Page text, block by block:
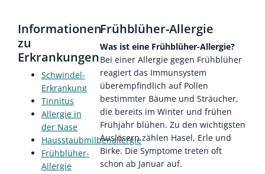
Informationen
zu
Erkrankungen
Schwindel-
Erkrankung
Tinnitus
Allergie in
der Nase
Hausstaubmilbenallergie
Frühblüher-
Allergie
Frühblüher-Allergie
Was ist eine Frühblüher-Allergie?
Bei einer Allergie gegen Frühblüher
reagiert das Immunsystem
überempfindlich auf Pollen
bestimmter Bäume und Sträucher,
die bereits im Winter und frühen
Frühjahr blühen. Zu den wichtigsten
Auslösern zählen Hasel, Erle und
Birke. Die Symptome treten oft
schon ab Januar auf.